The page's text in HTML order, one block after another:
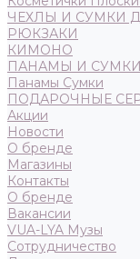
ЧЕХЛЫ И СУМКИ
РЮКЗАКИ
КИМОНО
ПАНАМЫ И
Панамы Сумки
ПОДАРОЧНЫЕ
Акции
Новости
О бренде
Магазины
Контакты
О бренде
Вакансии
VUA-LYA Музы
Сотрудничество